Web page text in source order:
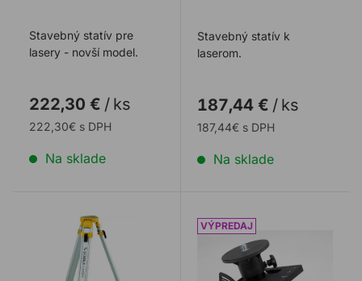
Stavebný statív pre
lasery - novší model.
222,30 € / ks
222,30€ s DPH
Na sklade
Stavebný statív k
laserom.
187,44 € / ks
187,44€ s DPH
Na sklade
Statív STABILA BST-S Konzola STABILA NKL